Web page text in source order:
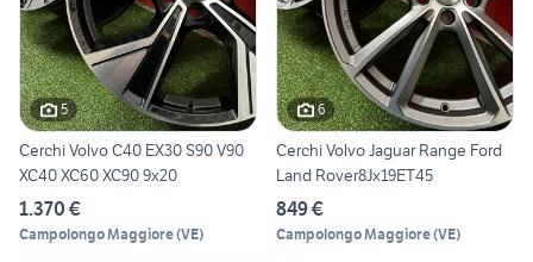
5
Cerchi Volvo C40 EX30 S90 V90
XC40 XC60 XC90 9x20
1.370 €
Campolongo Maggiore(VE)
6
Cerchi Volvo Jaguar Range Ford
Land Rover8Jx19ET45
849 €
Campolongo Maggiore(VE)